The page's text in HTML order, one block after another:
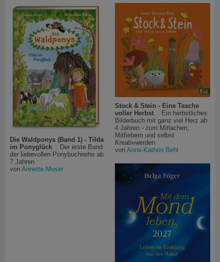
Die Waldponys (Band 1) - Tilda
im Ponyglück. . Der erste Band
der liebevollen Ponybuchreihe ab
7 Jahren
von Annette Moser
Stock & Stein - Eine Tasche
voller Herbst . . Ein herbstliches
Bilderbuch mit ganz viel Herz ab
4 Jahren - zum Mitlachen,
Mitfiebern und selbst
Kreativwerden
von Anne-Kathrin Behl